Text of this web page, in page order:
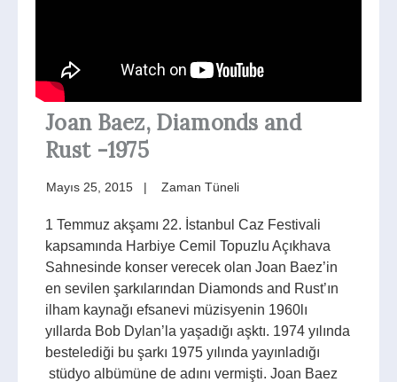
Joan Baez, Diamonds and
Rust -1975
Mayıs 25, 2015 Zaman Tüneli
1 Temmuz akşamı 22. İstanbul Caz Festivali
kapsamında Harbiye Cemil Topuzlu Açıkhava
Sahnesinde konser verecek olan Joan Baez’in
en sevilen şarkılarından Diamonds and Rust’ın
ilham kaynağı efsanevi müzisyenin 1960lı
yıllarda Bob Dylan’la yaşadığı aşktı. 1974 yılında
bestelediği bu şarkı 1975 yılında yayınladığı
stüdyo albümüne de adını vermişti. Joan Baez